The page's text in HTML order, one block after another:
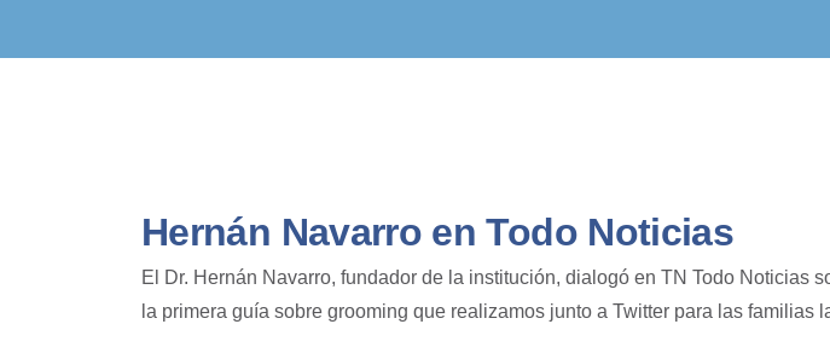
Hernán Navarro en Todo Noticias
El Dr. Hernán Navarro, fundador de la institución, dialogó en TN Todo Noticias
la primera guía sobre grooming que realizamos junto a Twitter para las familias